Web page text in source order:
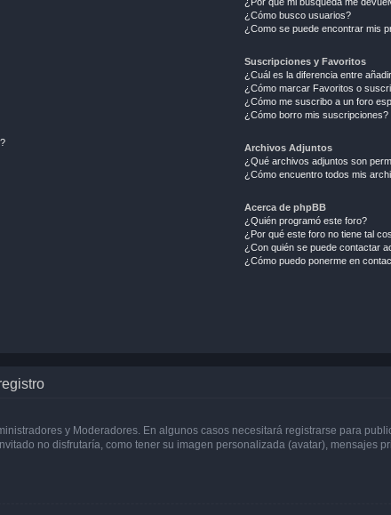
¿Cómo busco usuarios?
¿Como se puede encontrar mis
Suscripciones y Favoritos
¿Cuál es la diferencia entre
¿Cómo marcar Favoritos o
¿Cómo me suscribo a un foro
¿Cómo borro mis suscripciones?
Archivos Adjuntos
¿Qué archivos adjuntos son
¿Cómo encuentro todos mis
Acerca de phpBB
¿Quién programó este foro?
¿Por qué este foro no tiene tal
¿Con quién se puede contactar
¿Cómo puedo ponerme en
y Moderadores. En algunos casos necesitará registrarse para
no disfrutaría, como tener su imagen personalizada (avatar), mensajes